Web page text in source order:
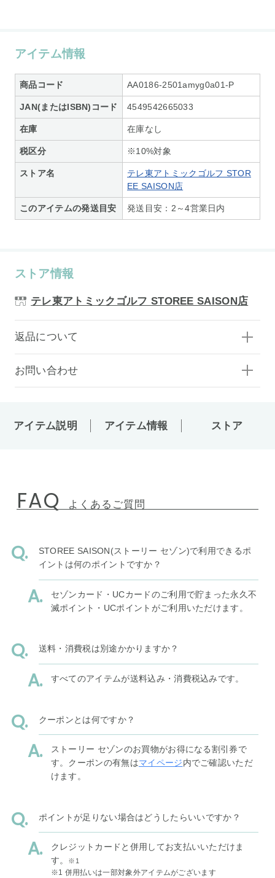
アイテム情報
商品コード AA0186-2501amyg0a01-P
JAN(またはISBN)コード 4549542665033
在庫 在庫なし
税区分 ※10%対象
ストア名
テレ東アトミックゴルフ STOR
EE SAISON店
このアイテムの発送目安 発送目安：2～4営業日内
ストア情報
テレ東アトミックゴルフ STOREE SAISON店
返品について
お問い合わせ
アイテム説明 アイテム情報 ストア
FAQ よくあるご質問
STOREE SAISON(ストーリー セゾン)で利用できるポ
イントは何のポイントですか？
セゾンカード・UCカードのご利用で貯まった永久不
滅ポイント・UCポイントがご利用いただけます。
送料・消費税は別途かかりますか？
すべてのアイテムが送料込み・消費税込みです。
クーポンとは何ですか？
ストーリー セゾンのお買物がお得になる割引券で
す。クーポンの有無はマイページ内でご確認いただ
けます。
ポイントが足りない場合はどうしたらいいですか？
クレジットカードと併用してお支払いいただけま
す。
※1
※1 併用払いは一部対象外アイテムがございます